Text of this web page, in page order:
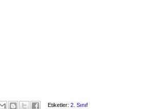
Etiketler: 2. Sınıf